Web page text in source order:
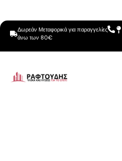
Δωρεάν Μεταφορικά για παραγγελίες
άνω των 80€